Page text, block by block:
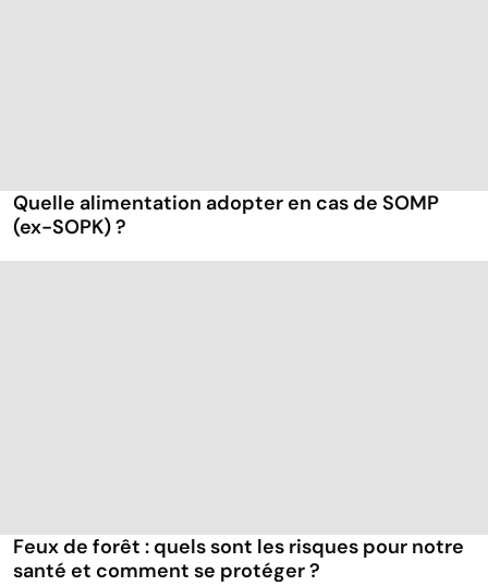
Quelle alimentation adopter en cas de SOMP
(ex-SOPK) ?
Feux de forêt : quels sont les risques pour notre
santé et comment se protéger ?